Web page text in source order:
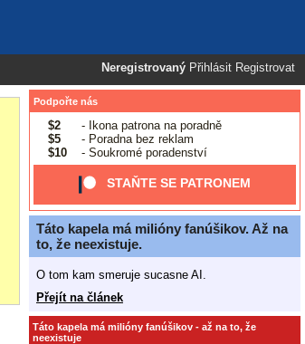
Neregistrovaný Přihlásit Registrovat
Podpořte nás
$2
- Ikona patrona na poradně
$5
- Poradna bez reklam
$10
- Soukromé poradenství
STAŇTE SE PATRONEM
Táto kapela má milióny fanúšikov. Až na
to, že neexistuje.
O tom kam smeruje sucasne AI.
Přejít na článek
Táto kapela má milióny fanúšikov - až na to, že
neexistuje